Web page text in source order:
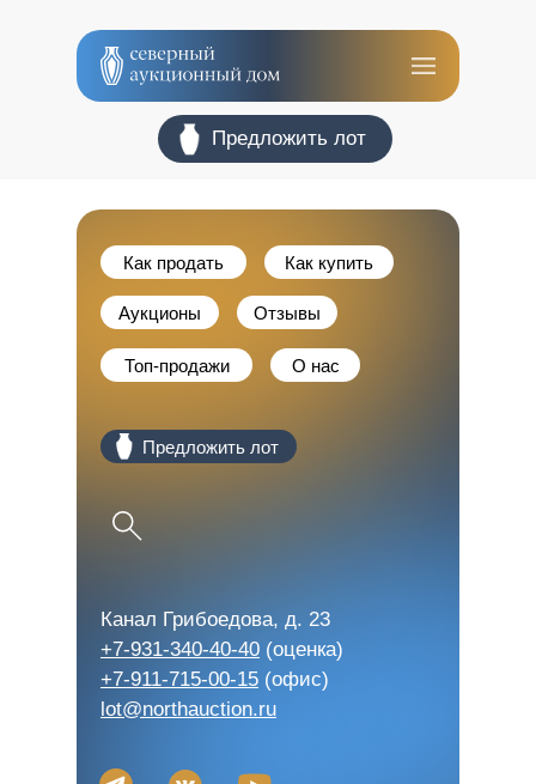
оо Предложить лот
Как продать Как купить
Аукционы
Топ-продажи О нас
оо Предложить лот
Отзывы
Канал Грибоедова, д. 23
+7-931-340-40-40 (оценка)
+7-911-715-00-15 (офис)
lot@northauction.ru